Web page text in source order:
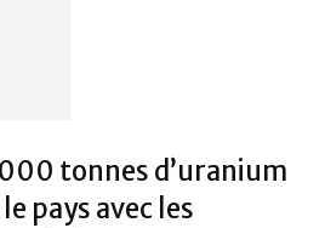
000 tonnes d’uranium
pays avec les